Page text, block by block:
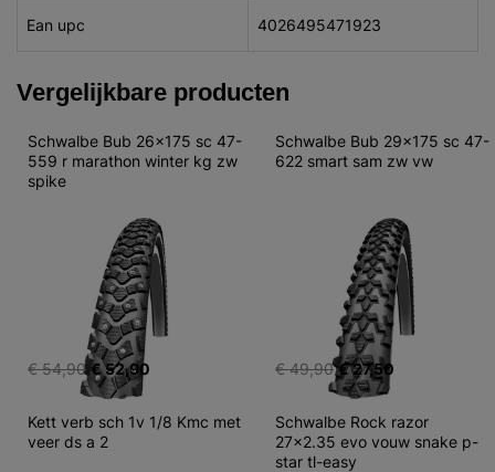
Ean upc 4026495471923
Vergelijkbare producten
Schwalbe Bub 26x175 sc 47-
559 r marathon winter kg zw
spike
€ 54,90 € 52,90
Schwalbe Bub 29x175 sc 47-
622 smart sam zw vw
€ 49,90 € 27,50
Kett verb sch 1v 1/8 Kmc met
veer ds a 2
Schwalbe Rock razor
27x2.35 evo vouw snake p-
star tl-easy